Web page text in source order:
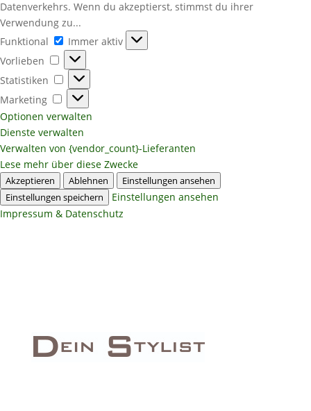
Datenverkehrs. Wenn du akzeptierst, stimmst du ihrer
Verwendung zu...
Funktional
Funktional
Immer aktiv
Vorlieben
Vorlieben
Statistiken
Statistiken
Marketing
Marketing
Optionen verwalten
Dienste verwalten
Verwalten von {vendor_count}-Lieferanten
Lese mehr über diese Zwecke
Akzeptieren Ablehnen
Einstellungen ansehen
Einstellungen speichern
Einstellungen ansehen
Impressum & Datenschutz